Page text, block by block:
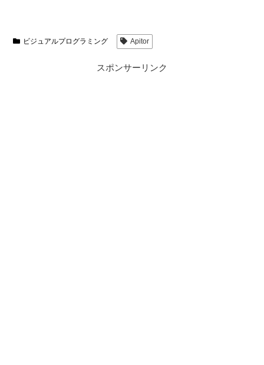
ビジュアルプログラミング Apitor
スポンサーリンク